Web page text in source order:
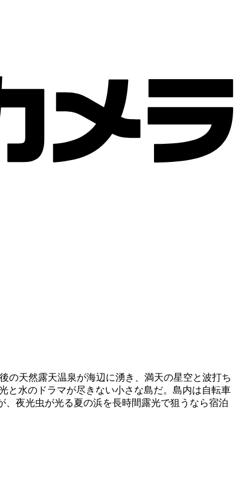
の天然露天温泉が海辺に湧き、満天の星空と波打ち
と水のドラマが尽きない小さな島だ。島内は自転車
夜光虫が光る夏の浜を長時間露光で狙うなら宿泊